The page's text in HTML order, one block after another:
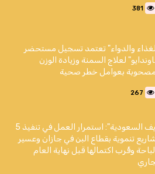
381
والدواء" تعتمد تسجيل مستحضر
لعلاج السمنة وزيادة الوزن
بعوامل خطر صحية
267
"ريف السعودية": استمرار العمل في تنفيذ 5
تنموية بقطاع البن في جازان وعسير
وقُرب اكتمالها قبل نهاية العام